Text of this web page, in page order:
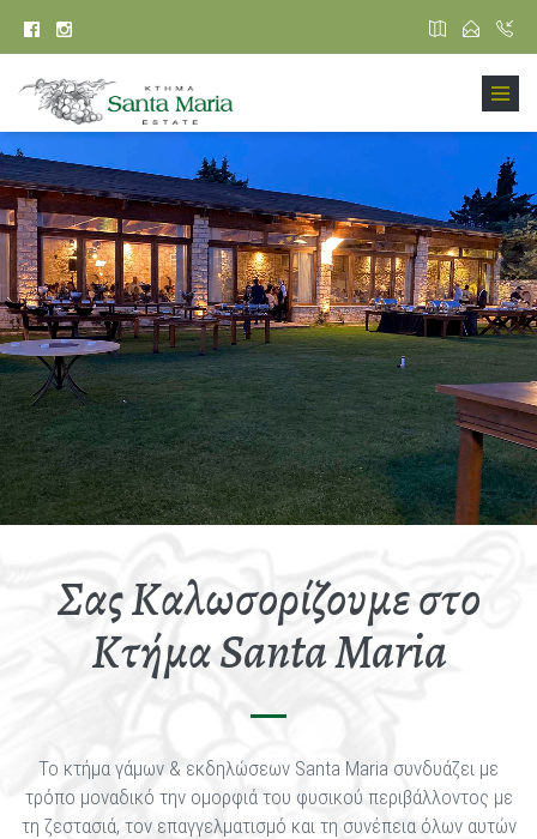
Σας Καλωσορίζουμε στο
Κτήμα Santa Maria
To κτήμα γάμων & εκδηλώσεων Santa Maria συνδυάζει με
τρόπο μοναδικό την ομορφιά του φυσικού περιβάλλοντος με
τη ζεστασιά, τον επαγγελματισμό και τη συνέπεια όλων αυτών